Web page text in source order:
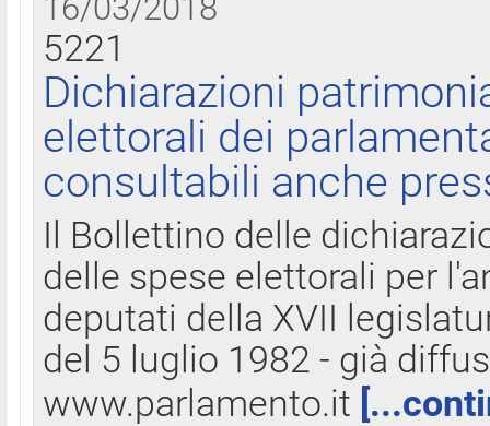
16/03/2018
5221
Dichiarazioni
elettorali dei
consultabili anche
Il Bollettino delle
delle spese elettorali per
deputati della XVII
del 5 luglio 1982 - già
www.parlamento.it